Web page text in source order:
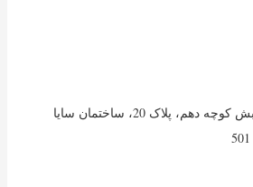
تهران، ظفر، نفت شمالی، نبش کوچه دهم، پلاک 20، ساختمان سایا